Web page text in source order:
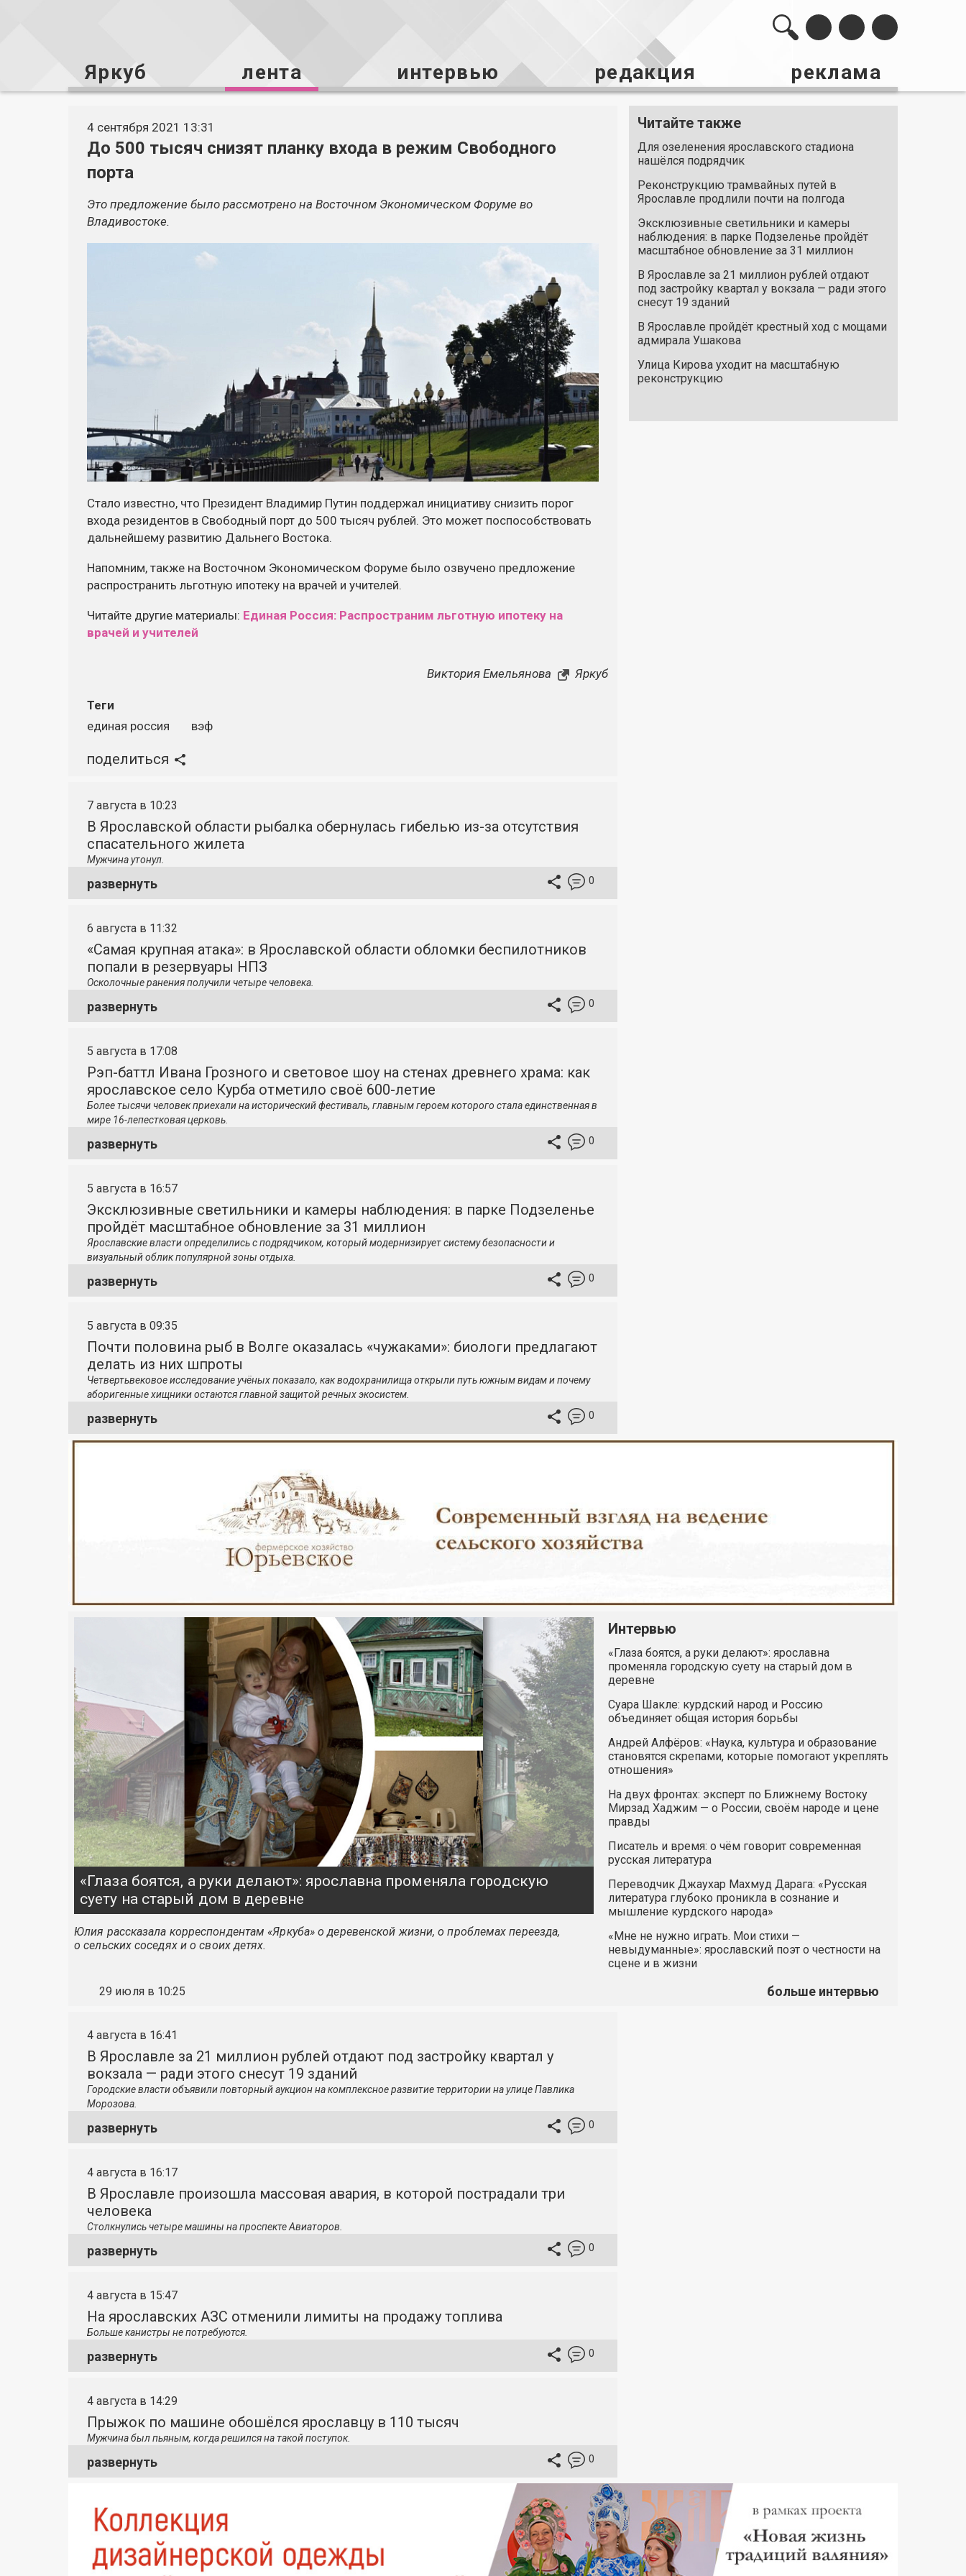
Яркуб лента интервью редакция реклама
4 сентября 2021 13:31
До 500 тысяч снизят планку входа в режим Свободного
порта
Это предложение было рассмотрено на Восточном Экономическом Форуме во
Владивостоке.
Стало известно, что Президент Владимир Путин поддержал инициативу снизить порог
входа резидентов в Свободный порт до 500 тысяч рублей. Это может поспособствовать
дальнейшему развитию Дальнего Востока.
Напомним, также на Восточном Экономическом Форуме было озвучено предложение
распространить льготную ипотеку на врачей и учителей.
Читайте другие материалы: Единая Россия: Распространим льготную ипотеку на
врачей и учителей
Виктория Емельянова Яркуб
Теги
единая россия
вэф
поделиться
Читайте также
Для озеленения ярославского стадиона
нашёлся подрядчик
Реконструкцию трамвайных путей в
Ярославле продлили почти на полгода
Эксклюзивные светильники и камеры
наблюдения: в парке Подзеленье пройдёт
масштабное обновление за 31 миллион
В Ярославле за 21 миллион рублей отдают
под застройку квартал у вокзала — ради этого
снесут 19 зданий
В Ярославле пройдёт крестный ход с мощами
адмирала Ушакова
Улица Кирова уходит на масштабную
реконструкцию
7 августа в 10:23
В Ярославской области рыбалка обернулась гибелью из-за отсутствия
спасательного жилета
Мужчина утонул.
развернуть 0
6 августа в 11:32
«Самая крупная атака»: в Ярославской области обломки беспилотников
попали в резервуары НПЗ
Осколочные ранения получили четыре человека.
развернуть 0
5 августа в 17:08
Рэп-баттл Ивана Грозного и световое шоу на стенах древнего храма: как
ярославское село Курба отметило своё 600-летие
Более тысячи человек приехали на исторический фестиваль, главным героем которого стала единственная в
мире 16-лепестковая церковь.
развернуть 0
5 августа в 16:57
Эксклюзивные светильники и камеры наблюдения: в парке Подзеленье
пройдёт масштабное обновление за 31 миллион
Ярославские власти определились с подрядчиком, который модернизирует систему безопасности и
визуальный облик популярной зоны отдыха.
развернуть 0
5 августа в 09:35
Почти половина рыб в Волге оказалась «чужаками»: биологи предлагают
делать из них шпроты
Четвертьвековое исследование учёных показало, как водохранилища открыли путь южным видам и почему
аборигенные хищники остаются главной защитой речных экосистем.
развернуть 0
«Глаза боятся, а руки делают»: ярославна променяла городскую
суету на старый дом в деревне
Юлия рассказала корреспондентам «Яркуба» о деревенской жизни, о проблемах переезда,
о сельских соседях и о своих детях.
29 июля в 10:25
Интервью
«Глаза боятся, а руки делают»: ярославна
променяла городскую суету на старый дом в
деревне
Суара Шакле: курдский народ и Россию
объединяет общая история борьбы
Андрей Алфёров: «Наука, культура и образование
становятся скрепами, которые помогают укреплять
отношения»
На двух фронтах: эксперт по Ближнему Востоку
Мирзад Хаджим — о России, своём народе и цене
правды
Писатель и время: о чём говорит современная
русская литература
Переводчик Джаухар Махмуд Дарага: «Русская
литература глубоко проникла в сознание и
мышление курдского народа»
«Мне не нужно играть. Мои стихи —
невыдуманные»: ярославский поэт о честности на
сцене и в жизни
больше интервью
4 августа в 16:41
В Ярославле за 21 миллион рублей отдают под застройку квартал у
вокзала — ради этого снесут 19 зданий
Городские власти объявили повторный аукцион на комплексное развитие территории на улице Павлика
Морозова.
развернуть 0
4 августа в 16:17
В Ярославле произошла массовая авария, в которой пострадали три
человека
Столкнулись четыре машины на проспекте Авиаторов.
развернуть 0
4 августа в 15:47
На ярославских АЗС отменили лимиты на продажу топлива
Больше канистры не потребуются.
развернуть 0
4 августа в 14:29
Прыжок по машине обошёлся ярославцу в 110 тысяч
Мужчина был пьяным, когда решился на такой поступок.
развернуть 0